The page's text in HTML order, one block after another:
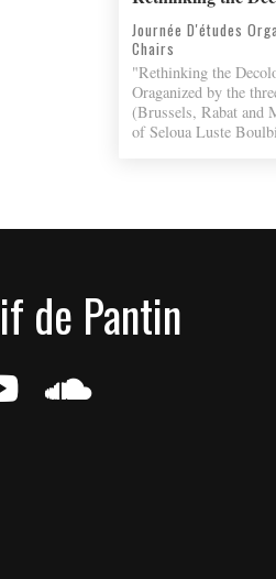
Journée D'études
Chairs
"Rethinking the
Oraganized by the
(Brussels, Rabat and
of Seloua Luste
de Pantin
e